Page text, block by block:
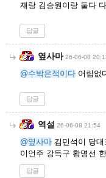
쟤랑 김승원이랑 둘다
답글
옆사마 26-06-08
@수박은적이다 어림없
답글
역설 26-06-08 21:54
@옆사마 김민석이 당
이언주 강득구 황명선
답글